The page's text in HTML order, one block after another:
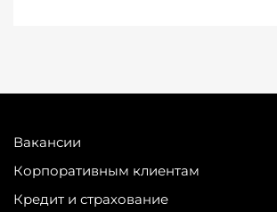
Вакансии
Корпоративным клиентам
Кредит и страхование